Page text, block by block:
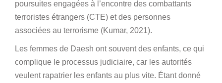
poursuites engagées à l’encontre des combattants
terroristes étrangers (CTE) et des personnes
associées au terrorisme (Kumar, 2021).
Les femmes de Daesh ont souvent des enfants, ce qui
complique le processus judiciaire, car les autorités
veulent rapatrier les enfants au plus vite. Étant donné